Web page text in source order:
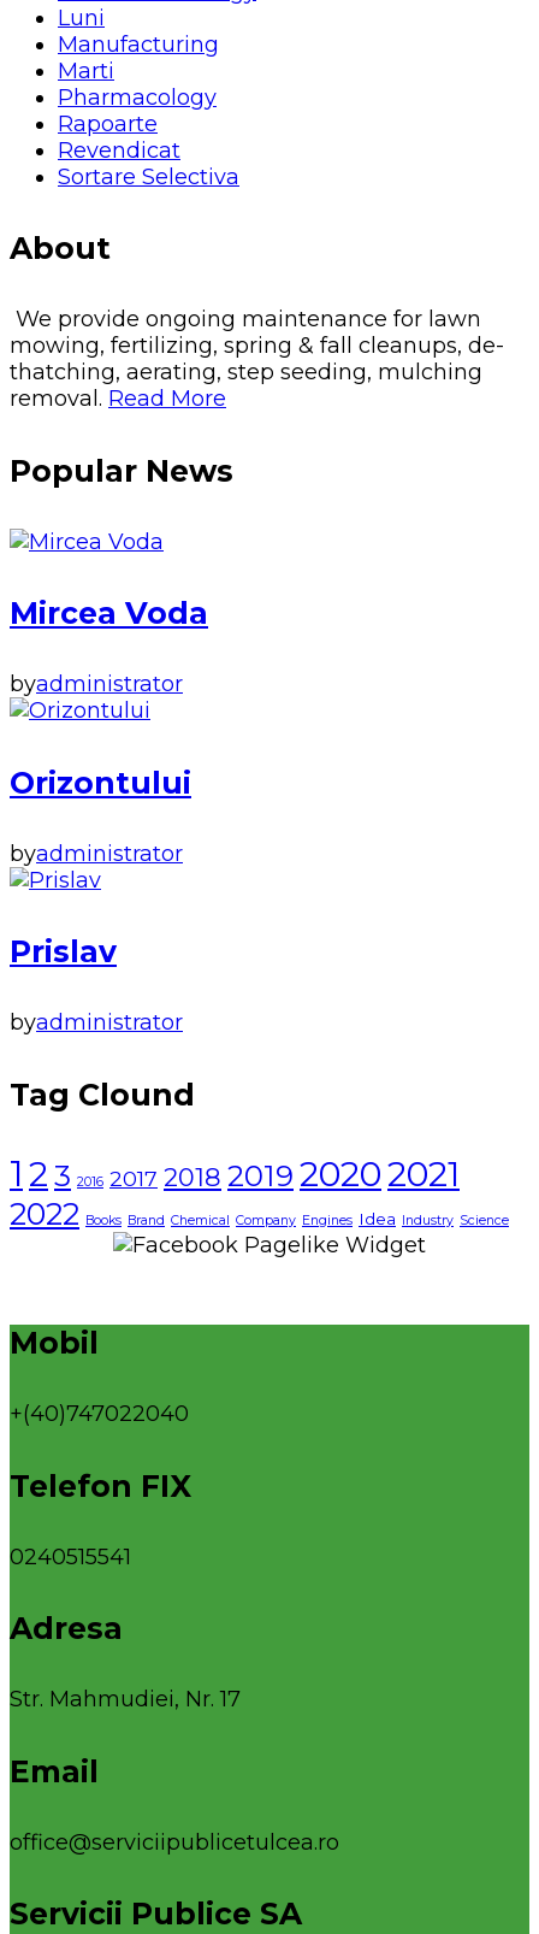
Luni
Manufacturing
Marti
Pharmacology
Rapoarte
Revendicat
Sortare Selectiva
About
We provide ongoing maintenance for lawn
mowing, fertilizing, spring & fall cleanups, de-
thatching, aerating, step seeding, mulching
removal. Read More
Popular News
Mircea Voda
byadministrator
Orizontului
byadministrator
Prislav
byadministrator
Tag Clound
1 2 3 2016 2017 2018 2019 20202021
2022 Books Brand Chemical Company Engines Idea Industry Science
Mobil
+(40)747022040
Telefon FIX
0240515541
Adresa
Str. Mahmudiei, Nr. 17
Email
office@serviciipublicetulcea.ro
Servicii Publice SA